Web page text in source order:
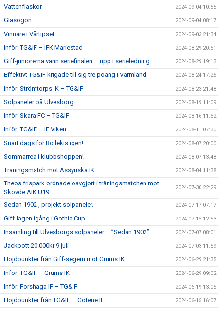
Vattenflaskor 2024-09-04 10:55
Glasögon 2024-09-04 08:17
Vinnare i Vårtipset 2024-09-03 21:34
Inför: TG&IF – IFK Mariestad 2024-08-29 20:51
Giff-juniorerna vann seriefinalen – upp i serieledning 2024-08-29 19:13
Effektivt TG&IF krigade till sig tre poäng i Värmland 2024-08-24 17:25
Inför: Strömtorps IK – TG&IF 2024-08-23 21:48
Solpaneler på Ulvesborg 2024-08-19 11:09
Inför: Skara FC – TG&IF 2024-08-16 11:52
Inför: TG&IF – IF Viken 2024-08-11 07:30
Snart dags för Bollekis igen! 2024-08-07 20:00
Sommarrea i klubbshoppen! 2024-08-07 13:48
Träningsmatch mot Assyriska IK 2024-08-04 11:38
Theos frispark ordnade oavgjort i träningsmatchen mot
Skövde AIK U19
2024-07-30 22:29
Sedan 1902 , projekt solpaneler. 2024-07-17 07:17
Giff-lagen igång i Gothia Cup 2024-07-15 12:53
Insamling till Ulvesborgs solpaneler – ”Sedan 1902” 2024-07-07 08:01
Jackpott 20.000kr 9 juli 2024-07-03 11:59
Höjdpunkter från Giff-segern mot Grums IK 2024-06-29 21:35
Inför: TG&IF – Grums IK 2024-06-29 09:02
Inför: Forshaga IF – TG&IF 2024-06-19 13:05
Höjdpunkter från TG&IF – Götene IF 2024-06-15 16:07